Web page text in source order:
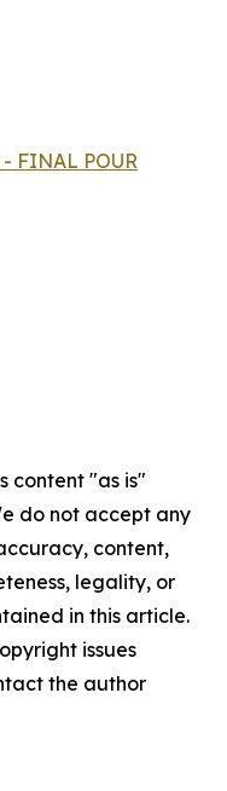
FINAL POUR
content "as is"
do not accept any
content,
legality, or
in this article.
issues
the author